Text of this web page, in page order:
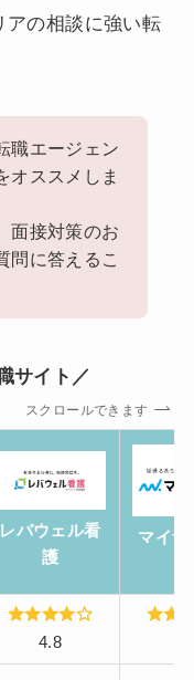
アの相談に強い転
職エージェン
オススメしま
面接対策のお
問に答えるこ
サイト／
スクロールできます
レバウェル看
護
マイナ
4.8